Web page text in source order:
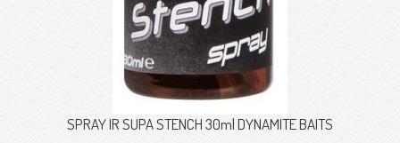
SPRAY IR SUPA STENCH 30ml DYNAMITE BAITS